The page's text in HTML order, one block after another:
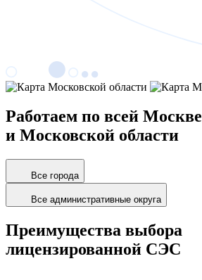
Работаем по всей Москве
и Московской области
Все города
Все административные округа
Преимущества выбора
лицензированной СЭС